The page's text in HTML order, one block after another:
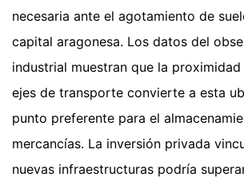
necesaria ante el agotamiento de
capital aragonesa. Los datos del
industrial muestran que la
ejes de transporte convierte a esta
punto preferente para el
mercancías. La inversión privada
nuevas infraestructuras podría